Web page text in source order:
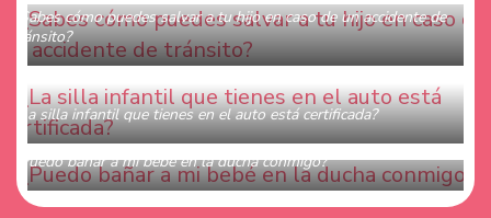
¿Sabes cómo puedes salvar a tu hijo en caso de un accidente de
tránsito?
¿La silla infantil que tienes en el auto está certificada?
¿Puedo bañar a mi bebé en la ducha conmigo?
MAMI OBSTETRA